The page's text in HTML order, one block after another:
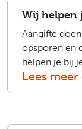
Wij helpen
Aangifte
opsporen en
helpen je bij
Lees